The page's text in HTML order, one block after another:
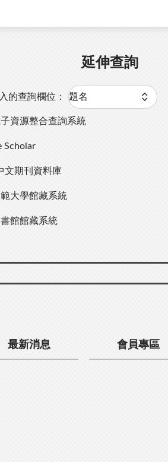
延伸查詢
的查詢欄位：
資源整合查詢系統
Scholar
文期刊資料庫
大學館藏系統
館館藏系統
最新消息 會員專區